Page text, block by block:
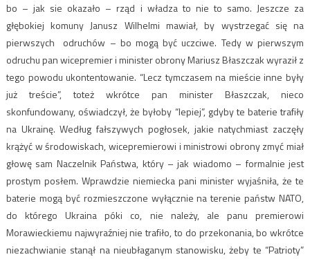
bo – jak sie okazało – rząd i władza to nie to samo. Jeszcze za
głębokiej komuny Janusz Wilhelmi mawiał, by wystrzegać się na
pierwszych odruchów – bo mogą być uczciwe. Tedy w pierwszym
odruchu pan wicepremier i minister obrony Mariusz Błaszczak wyraził z
tego powodu ukontentowanie. “Lecz tymczasem na mieście inne były
już treście”, toteż wkrótce pan minister Błaszczak, nieco
skonfundowany, oświadczył, że byłoby “lepiej”, gdyby te baterie trafiły
na Ukrainę. Według fałszywych pogłosek, jakie natychmiast zaczęły
krążyć w środowiskach, wicepremierowi i ministrowi obrony zmyć miał
głowę sam Naczelnik Państwa, który – jak wiadomo – formalnie jest
prostym posłem. Wprawdzie niemiecka pani minister wyjaśniła, że te
baterie mogą być rozmieszczone wyłącznie na terenie państw NATO,
do którego Ukraina póki co, nie należy, ale panu premierowi
Morawieckiemu najwyraźniej nie trafiło, to do przekonania, bo wkrótce
niezachwianie stanął na nieubłaganym stanowisku, żeby te “Patrioty”